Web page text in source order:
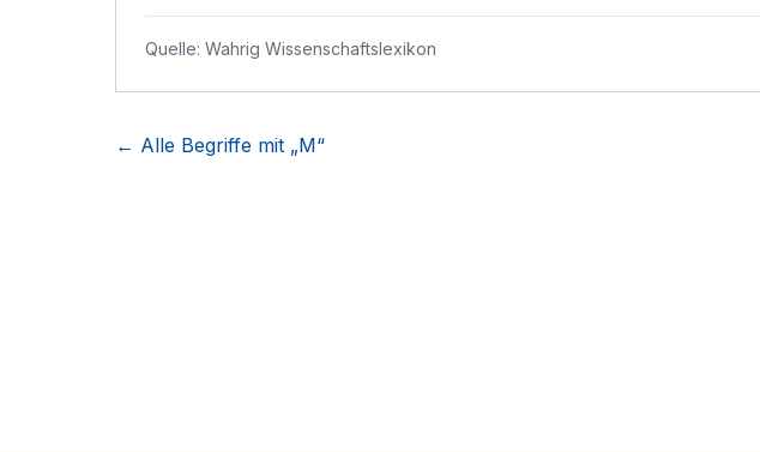
Quelle: Wahrig Wissenschaftslexikon
← Alle Begriffe mit „M“